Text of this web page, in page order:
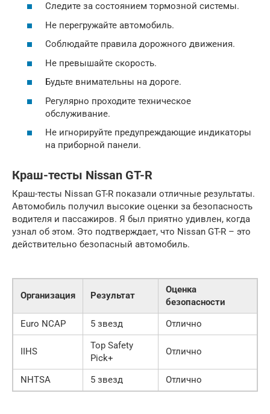
Следите за состоянием тормозной системы.
Не перегружайте автомобиль.
Соблюдайте правила дорожного движения.
Не превышайте скорость.
Будьте внимательны на дороге.
Регулярно проходите техническое
обслуживание.
Не игнорируйте предупреждающие индикаторы
на приборной панели.
Краш-тесты Nissan GT-R
Краш-тесты Nissan GT-R показали отличные результаты.
Автомобиль получил высокие оценки за безопасность
водителя и пассажиров. Я был приятно удивлен, когда
узнал об этом. Это подтверждает, что Nissan GT-R – это
действительно безопасный автомобиль.
Организация Результат
Оценка
безопасности
Euro NCAP
5 звезд Отлично
IIHS
Top Safety
Pick+
Отлично
NHTSA 5 звезд Отлично